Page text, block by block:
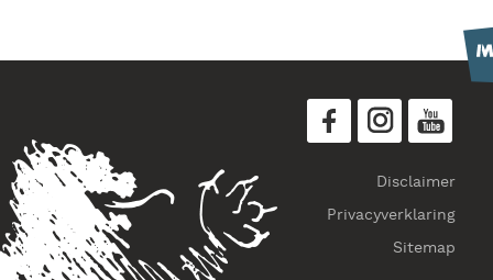
Disclaimer
Privacyverklaring
Sitemap